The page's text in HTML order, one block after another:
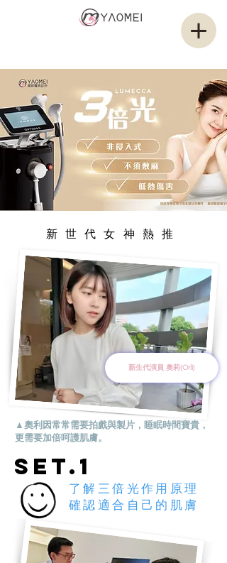
新世代女神熱推
新生代演員 奧莉(Orli)
▲奧利因常常需要拍戲與製片，睡眠時間寶貴，
更需要加倍呵護肌膚。
SET.1
了解三倍光作用原理
​確認適合自己的肌膚